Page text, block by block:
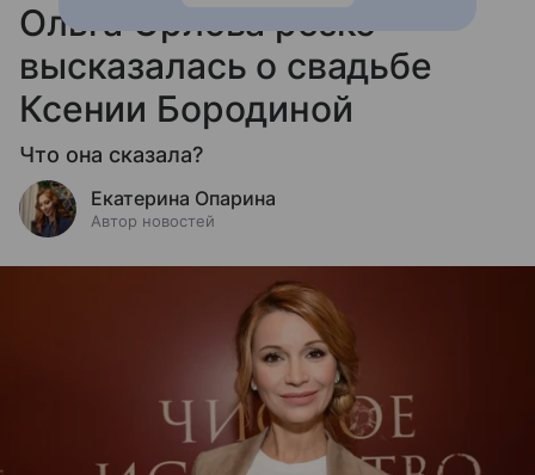
Ольга Орлова резко
высказалась о свадьбе
Ксении Бородиной
Что она сказала?
Екатерина Опарина
Автор новостей